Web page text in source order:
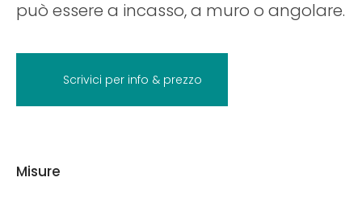
può essere a incasso, a muro o angolare.
Scrivici per info & prezzo
Misure